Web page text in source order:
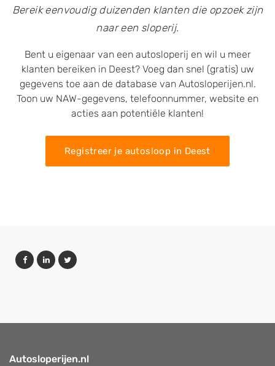
Bereik eenvoudig duizenden klanten die opzoek zijn
naar een sloperij.
Bent u eigenaar van een autosloperij en wil u meer
klanten bereiken in Deest? Voeg dan snel (gratis) uw
gegevens toe aan de database van Autosloperijen.nl.
Toon uw NAW-gegevens, telefoonnummer, website en
acties aan potentiële klanten!
Registreer je autosloop in Deest
Autosloperijen.nl